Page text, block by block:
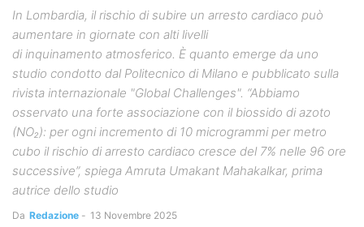
In Lombardia, il rischio di subire un arresto cardiaco può
aumentare in giornate con alti livelli
di inquinamento atmosferico. È quanto emerge da uno
studio condotto dal Politecnico di Milano e pubblicato sulla
rivista internazionale "Global Challenges". “Abbiamo
osservato una forte associazione con il biossido di azoto
(NO₂): per ogni incremento di 10 microgrammi per metro
cubo il rischio di arresto cardiaco cresce del 7% nelle 96 ore
successive”, spiega Amruta Umakant Mahakalkar, prima
autrice dello studio
Da Redazione - 13 Novembre 2025